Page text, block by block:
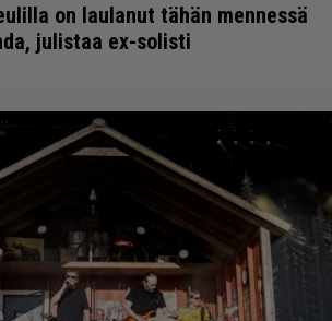
on laulanut tähän mennessä
julistaa ex-solisti